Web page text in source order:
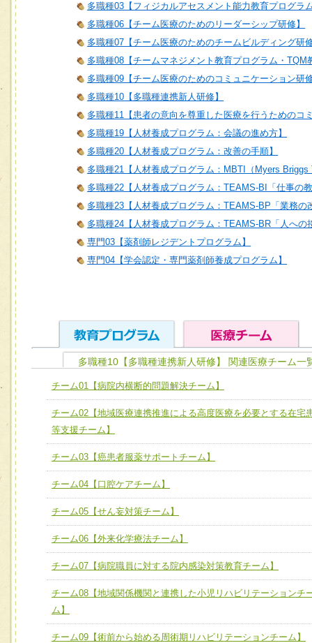
多職種03【フィジカルアセスメント能力教育プログラ
多職種06【チーム医療のためのリーダーシップ研修】
多職種07【チーム医療のためのチームビルディング研
多職種08【チームマネジメント教育プログラム・TQM
多職種09【チーム医療のためのコミュニケーション研
多職種10【多職種連携新人研修】
多職種11【患者の意向を尊重した医療を行うためのコ
多職種19【人材養成プログラム：会議の進め方】
多職種20【人材養成プログラム：改善の手順】
多職種21【人材養成プログラム：MBTI（Myers
多職種22【人材養成プログラム：TEAMS-BI「仕事の
多職種23【人材養成プログラム：TEAMS-BP「業務の
多職種24【人材養成プログラム：TEAMS-BR「人への
専門03【薬剤師レジデントプログラム】
専門04【学会認定・専門薬剤師養成プログラム】
ユニット１ 医療人としての基礎能力
全人的医療を実践する医療人として、必要な基礎能力を身
ける
必要に応じて柔軟に医療チームを組織し、強調できる
ユニット３ 多職種連携力
他職種の視点とスキルを学び、相互理解と連携を深める
チーム01【病院内横断的問題解決チーム】
チーム02【地域医療連携推進による高度医療を必要とする
宅患者等支援チーム】
チーム05【せん妄対策チーム】
チーム06【外来化学療法チーム】
チーム07【病院職員に対する院内感染対策教育チーム】
チーム08【地域関係機関と連携した小児リハビリテーショ
チーム09【術前から始める周術期リハビリテーションチー
多職種10【多職種連携新人研修】 関連医療チーム一
チーム01【病院内横断的問題解決チーム】
チーム02【地域医療連携推進による高度医療を必要とする在宅
等支援チーム】
チーム03【癌患者服薬サポートチーム】
チーム04【口腔ケアチーム】
チーム05【せん妄対策チーム】
チーム06【外来化学療法チーム】
チーム07【病院職員に対する院内感染対策教育チーム】
チーム08【地域関係機関と連携した小児リハビリテーションチ
ム】
チーム09【術前から始める周術期リハビリテーションチーム】